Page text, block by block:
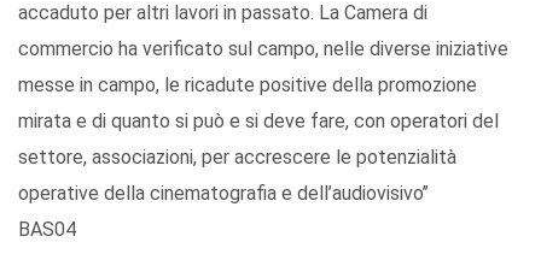
accaduto per altri lavori in passato. La Camera di
commercio ha verificato sul campo, nelle diverse iniziative
messe in campo, le ricadute positive della promozione
mirata e di quanto si può e si deve fare, con operatori del
settore, associazioni, per accrescere le potenzialità
operative della cinematografia e dell’audiovisivo’’
BAS04